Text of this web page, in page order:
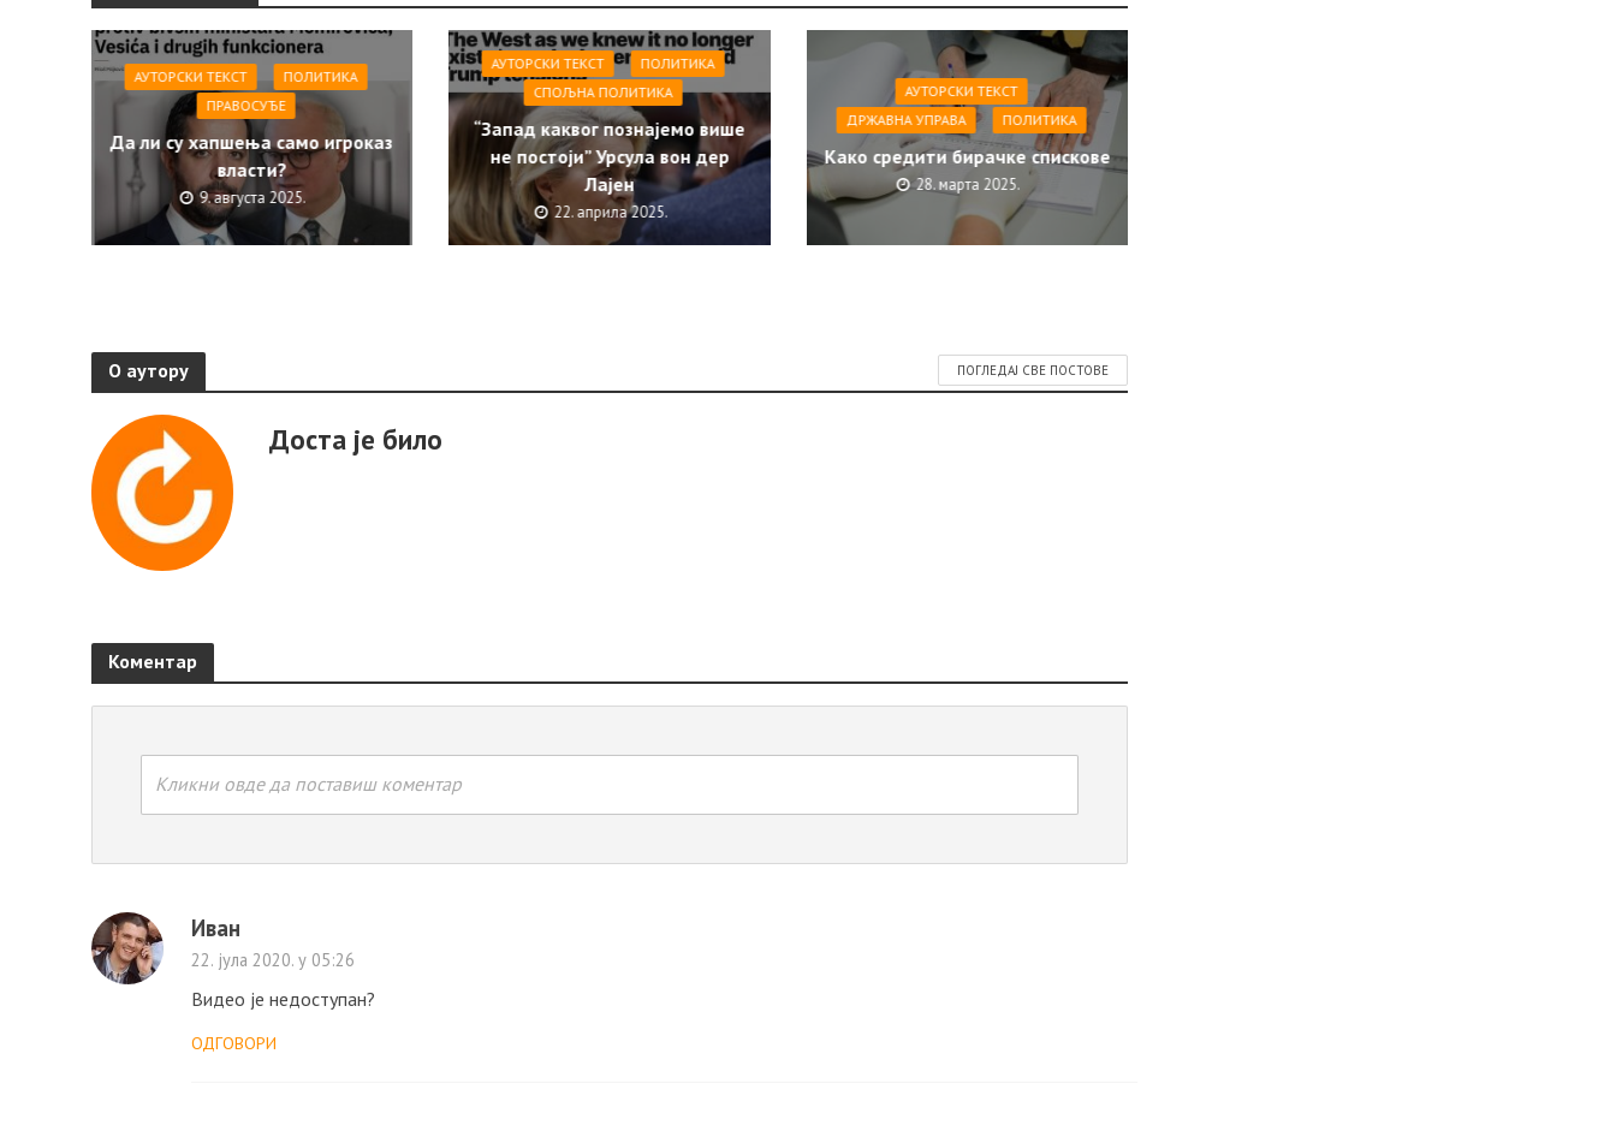
АУТОРСКИ ТЕКСТ
ПОЛИТИКА
ПРАВОСУЂЕ
Да ли су хапшења само игроказ
власти?
9. августа 2025.
АУТОРСКИ ТЕКСТ
ПОЛИТИКА
СПОЉНА ПОЛИТИКА
“Запад каквог познајемо више
не постоји” Урсула вон дер
Лајен
22. априла 2025.
АУТОРСКИ ТЕКСТ
ДРЖАВНА УПРАВА
ПОЛИТИКА
Како средити бирачке спискове
28. марта 2025.
О аутору ПОГЛЕДАЈ СВЕ ПОСТОВЕ
Доста је било
Коментар
Кликни овде да поставиш коментар
Иван
22. јула 2020. у 05:26
Видео је недоступан?
ОДГОВОРИ